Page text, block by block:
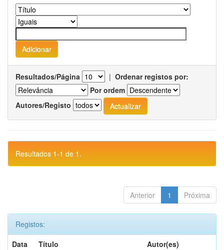
Resultados/Página | Ordenar registos por:
Por ordem
Autores/Registo
Resultados 1-1 de 1.
Anterior 1 Próxima
Registos:
Data
Título
Autor(es)